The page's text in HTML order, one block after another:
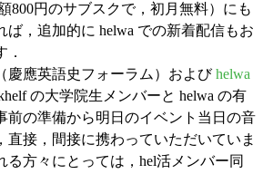
額800円のサブスクで，初月無料）にも
ば，追加的に helwa での新着配信もお
慶應英語史フォーラム）およびhelwa
の大学院生メンバーと helwa の有
前の準備から明日のイベント当日の音
直接，間接に携わっていただいていま
る方々にとっては，hel活メンバー同